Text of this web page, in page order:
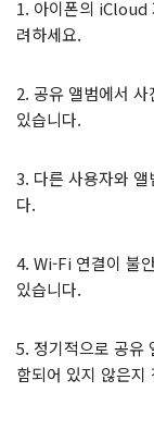
1. 아이폰의 iCloud
려하세요.
2. 공유 앨범에서
있습니다.
3. 다른 사용자와
다.
4. Wi-Fi 연결이 불
있습니다.
5. 정기적으로 공유
함되어 있지 않은지